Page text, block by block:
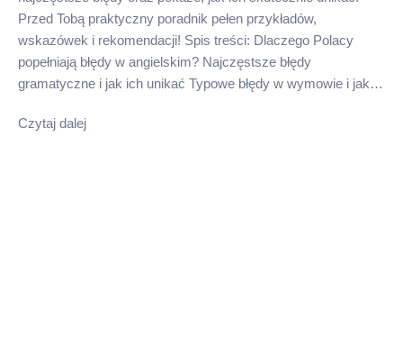
Przed Tobą praktyczny poradnik pełen przykładów,
wskazówek i rekomendacji! Spis treści: Dlaczego Polacy
popełniają błędy w angielskim? Najczęstsze błędy
gramatyczne i jak ich unikać Typowe błędy w wymowie i jak…
Czytaj dalej